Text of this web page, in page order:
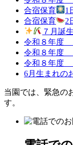
合宿保育
1
合宿保育
2
７月誕
令和８年度
令和８年度
令和８年度
6月生まれの
当園では、緊急の
す。